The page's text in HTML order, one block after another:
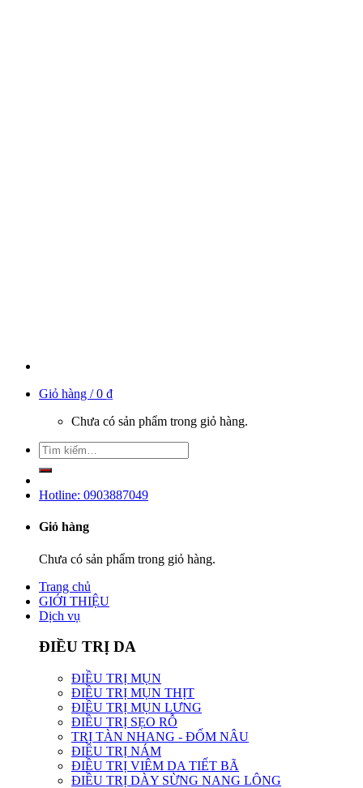
Giỏ hàng /0 ₫
Chưa có sản phẩm trong giỏ hàng.
Hotline: 0903887049
Giỏ hàng
Chưa có sản phẩm trong giỏ hàng.
Trang chủ
GIỚI THIỆU
Dịch vụ
ĐIỀU TRỊ DA
ĐIỀU TRỊ MỤN
ĐIỀU TRỊ MỤN THỊT
ĐIỀU TRỊ MỤN LƯNG
ĐIỀU TRỊ SẸO RỖ
TRỊ TÀN NHANG - ĐỐM NÂU
ĐIỀU TRỊ NÁM
ĐIỀU TRỊ VIÊM DA TIẾT BÃ
ĐIỀU TRỊ DÀY SỪNG NANG LÔNG